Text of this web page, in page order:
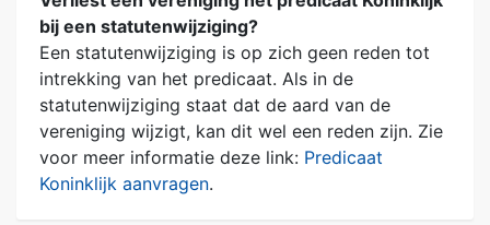
bij een statutenwijziging?
Een statutenwijziging is op zich geen reden tot
intrekking van het predicaat. Als in de
statutenwijziging staat dat de aard van de
vereniging wijzigt, kan dit wel een reden zijn. Zie
voor meer informatie deze link: Predicaat
Koninklijk aanvragen.